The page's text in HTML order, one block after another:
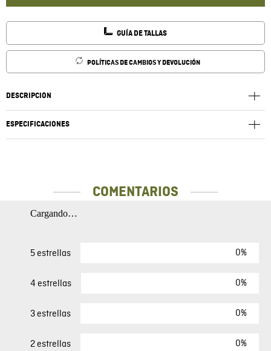
GUÍA DE TALLAS
POLÍTICAS DE CAMBIOS Y DEVOLUCIÓN
DESCRIPCIÓN
ESPECIFICACIONES
COMENTARIOS
Cargando…
5 estrellas 0%
4 estrellas 0%
3 estrellas 0%
2 estrellas 0%